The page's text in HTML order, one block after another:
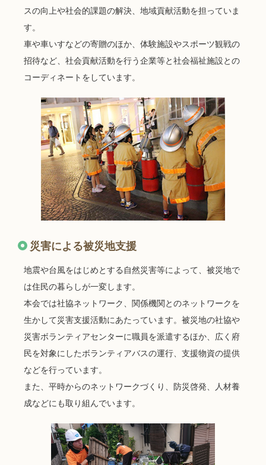
スの向上や社会的課題の解決、地域貢献活動を担っていま
す。
車や車いすなどの寄贈のほか、体験施設やスポーツ観戦の
招待など、社会貢献活動を行う企業等と社会福祉施設との
コーディネートをしています。
災害による被災地支援
地震や台風をはじめとする自然災害等によって、被災地で
は住民の暮らしが一変します。
本会では社協ネットワーク、関係機関とのネットワークを
生かして災害支援活動にあたっています。被災地の社協や
災害ボランティアセンターに職員を派遣するほか、広く府
民を対象にしたボランティアバスの運行、支援物資の提供
などを行っています。
また、平時からのネットワークづくり、防災啓発、人材養
成などにも取り組んでいます。